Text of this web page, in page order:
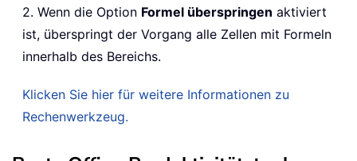
2. Wenn die Option Formel überspringen aktiviert
ist, überspringt der Vorgang alle Zellen mit Formeln
innerhalb des Bereichs.
Klicken Sie hier für weitere Informationen zu
Rechenwerkzeug.